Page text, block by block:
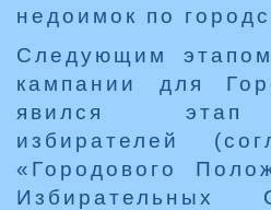
недоимок по
Следующим
кампании для
явился этап
избирателей
«Городового
Избирательных